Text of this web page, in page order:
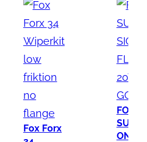
Fox Forx
FOX
ON